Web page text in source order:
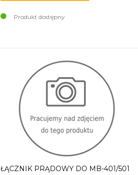
Produkt dostępny
ŁĄCZNIK PRĄDOWY DO MB-401/501